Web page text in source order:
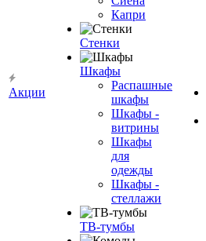
Акции
Капри
Стенки
Шкафы
Распашные
шкафы
Шкафы -
витрины
Шкафы
для
одежды
Шкафы -
стеллажи
ТВ-тумбы